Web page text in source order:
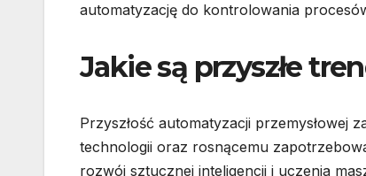
automatyzację do kontrolowania
Jakie są przyszłe
Przyszłość automatyzacji przemysłowej
technologii oraz rosnącemu
rozwój sztucznej inteligencji i uczenia